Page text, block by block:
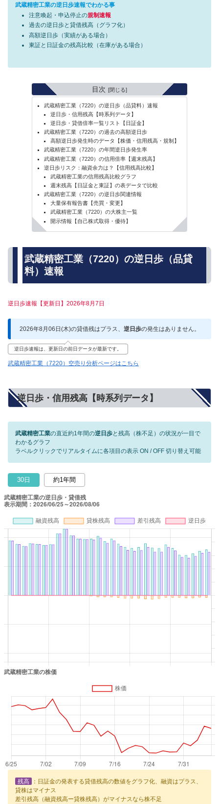
武蔵精密工業の逆日歩速報でわかる事
注意喚起・申込停止の規制速報
過去の逆日歩と貸借残高（グラフ化）
高額逆日歩（実績がある場合）
東証と日証金の残高比較（在庫がある場合）
目次
武蔵精密工業（7220）の逆日歩（品貸料）速報
逆日歩・信用残高【時系列データ】
逆日歩・貸借倍率一覧リスト【日証金】
武蔵精密工業（7220）の過去の高額逆日歩
高額逆日歩発生時のデータ【株価・信用残高・規制】
武蔵精密工業（7220）の年間逆日歩発生率
武蔵精密工業（7220）の信用倍率【週末残高】
逆日歩リスク：融資余力は？【信用残高比較】
武蔵精密工業の信用残高比較グラフ
週末残高【日証金と東証】の表データで比較
武蔵精密工業（7220）の逆日歩関連情報
大量保有報告書【売買・変更】
武蔵精密工業（7220）の大株主一覧
開示情報【自己株式取得・優待】
武蔵精密工業（7220）の逆日歩（品貸
料）速報
逆日歩速報【更新日】2026年8月7日
2026年8月06日(木)の貸借残はプラス、 逆日歩の発生はありません。
逆日歩速報は、更新日の前日データが最新です。
武蔵精密工業（7220）空売り分析ページはこちら
逆日歩・信用残高【時系列データ】
武蔵精密工業の直近約1年間の逆日歩と残高（株不足）の状況が一目で
わかるグラフ
ラベルクリックでリアルタイムに各項目の表示 ON / OFF 切り替え可能
30日 約1年間
残高
：日証金の発表する貸借残高の数値をグラフ化、融資はプラス、
貸株はマイナス
差引残高（融資残高ー貸株残高）がマイナスなら株不足